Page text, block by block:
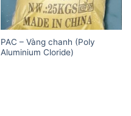
PAC – Vàng chanh (Poly
Aluminium Cloride)